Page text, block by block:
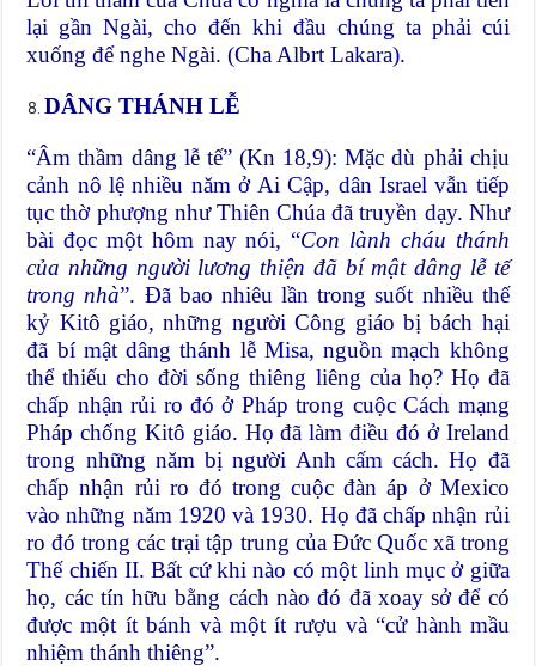
lại gần Ngài, cho đến khi đầu chúng ta phải cúi
xuống để nghe Ngài. (Cha Albrt Lakara).
DÂNG THÁNH LỄ
“Âm thầm dâng lễ tế” (Kn 18,9): Mặc dù phải chịu
cảnh nô lệ nhiều năm ở Ai Cập, dân Israel vẫn tiếp
tục thờ phượng như Thiên Chúa đã truyền dạy. Như
bài đọc một hôm nay nói, “Con lành cháu thánh
của những người lương thiện đã bí mật dâng lễ tế
trong nhà”. Đã bao nhiêu lần trong suốt nhiều thế
kỷ Kitô giáo, những người Công giáo bị bách hại
đã bí mật dâng thánh lễ Misa, nguồn mạch không
thể thiếu cho đời sống thiêng liêng của họ? Họ đã
chấp nhận rủi ro đó ở Pháp trong cuộc Cách mạng
Pháp chống Kitô giáo. Họ đã làm điều đó ở Ireland
trong những năm bị người Anh cấm cách. Họ đã
chấp nhận rủi ro đó trong cuộc đàn áp ở Mexico
vào những năm 1920 và 1930. Họ đã chấp nhận rủi
ro đó trong các trại tập trung của Đức Quốc xã trong
Thế chiến II. Bất cứ khi nào có một linh mục ở giữa
họ, các tín hữu bằng cách nào đó đã xoay sở để có
được một ít bánh và một ít rượu và “cử hành mầu
nhiệm thánh thiêng”.